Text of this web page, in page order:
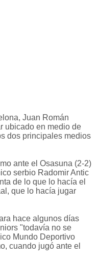
Juan Román
ubicado en medio de
dos principales medios
ante el Osasuna (2-2)
serbio Radomir Antic
de lo que lo hacía el
que lo hacía jugar
hace algunos días
"todavía no se
Mundo Deportivo
cuando jugó ante el